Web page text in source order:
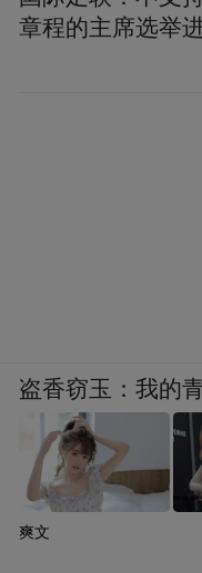
章程的主席选举
盗香窃玉：我的
爽文